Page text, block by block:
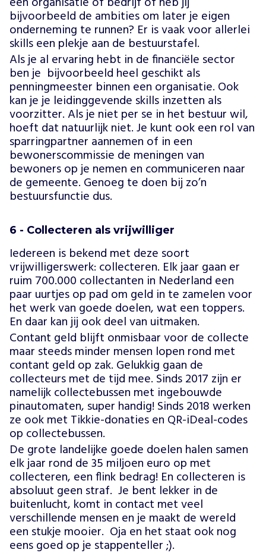
bijvoorbeeld de ambities om later je eigen
onderneming te runnen? Er is vaak voor allerlei
skills een plekje aan de bestuurstafel.
Als je al ervaring hebt in de financiële sector
ben je bijvoorbeeld heel geschikt als
penningmeester binnen een organisatie. Ook
kan je je leidinggevende skills inzetten als
voorzitter. Als je niet per se in het bestuur wil,
hoeft dat natuurlijk niet. Je kunt ook een rol van
sparringpartner aannemen of in een
bewonerscommissie de meningen van
bewoners op je nemen en communiceren naar
de gemeente. Genoeg te doen bij zo’n
bestuursfunctie dus.
6 - Collecteren als vrijwilliger
Iedereen is bekend met deze soort
vrijwilligerswerk: collecteren. Elk jaar gaan er
ruim 700.000 collectanten in Nederland een
paar uurtjes op pad om geld in te zamelen voor
het werk van goede doelen, wat een toppers.
En daar kan jij ook deel van uitmaken.
Contant geld blijft onmisbaar voor de collecte
maar steeds minder mensen lopen rond met
contant geld op zak. Gelukkig gaan de
collecteurs met de tijd mee. Sinds 2017 zijn er
namelijk collectebussen met ingebouwde
pinautomaten, super handig! Sinds 2018 werken
ze ook met Tikkie-donaties en QR-iDeal-codes
op collectebussen.
De grote landelijke goede doelen halen samen
elk jaar rond de 35 miljoen euro op met
collecteren, een flink bedrag! En collecteren is
absoluut geen straf. Je bent lekker in de
buitenlucht, komt in contact met veel
verschillende mensen en je maakt de wereld
een stukje mooier. Oja en het staat ook nog
eens goed op je stappenteller ;).